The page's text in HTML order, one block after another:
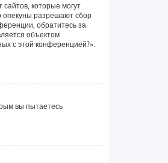
которые могут
опекуны разрешают сбор
обратитесь за
объектом
с этой конференцией?».
вы пытаетесь